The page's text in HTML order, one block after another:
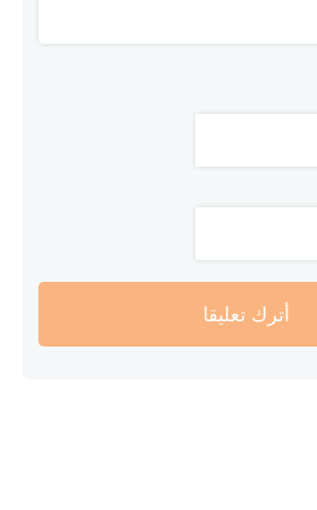
أترك تعليقا